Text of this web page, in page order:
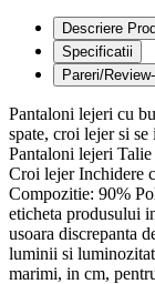
Descriere
Specificatii
Pareri/
Pantaloni lejeri cu
spate, croi lejer si
Pantaloni lejeri
Croi lejer Inchidere
Compozitie: 90%
eticheta produsului
usoara discrepanta
luminii si
marimi, in cm,